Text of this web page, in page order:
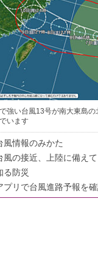
強い台風13号が南大東島
います
風情報のみかた
風の接近、上陸に備えて
る防災
プリで台風進路予報を